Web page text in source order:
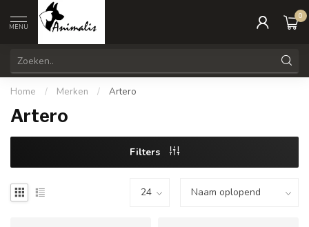
MENU
0
Home / Merken / Artero
Artero
Filters